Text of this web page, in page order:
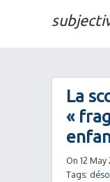
La
«
On 12 May
Tags: